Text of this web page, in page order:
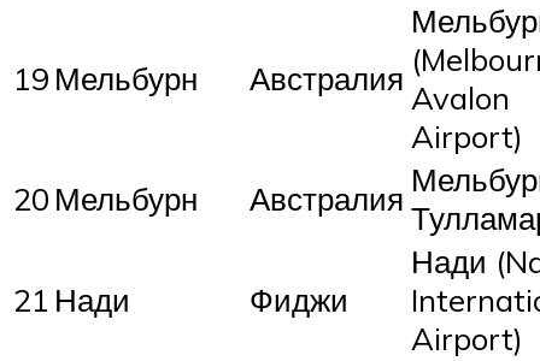
19 Мельбурн Австралия Avalon
Airport)
20 Мельбурн Австралия
21 Нади Фиджи
Нади
Airport)